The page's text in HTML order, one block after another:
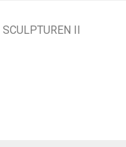
SCULPTUREN II